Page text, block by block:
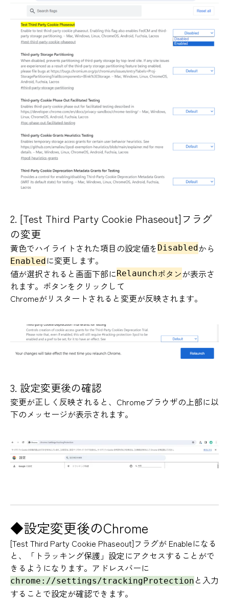
2. [Test Third Party Cookie Phaseout]フラグ
の変更
黄色でハイライトされた項目の設定値を Disabled から
Enabled に変更します。
値が選択されると画面下部にRelaunchボタンが表示さ
れます。ボタンをクリックして
Chromeがリスタートされると変更が反映されます。
3. 設定変更後の確認
変更が正しく反映されると、Chromeブラウザの上部に以
下のメッセージが表示されます。
◆設定変更後のChrome
[Test Third Party Cookie Phaseout]フラグが Enableになる
と、「トラッキング保護」設定にアクセスすることがで
きるようになります。アドレスバーに
chrome://settings/trackingProtection と入力
することで設定が確認できます。